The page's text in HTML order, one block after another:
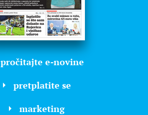
pročitajte e-novine
pretplatite se
marketing